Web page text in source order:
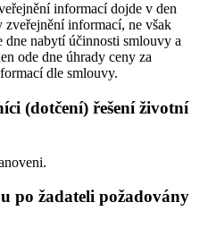
informací dojde v den
zveřejnění informací, ne však
dne nabytí účinnosti smlouvy a
ode dne úhrady ceny za
dle smlouvy.
(dotčení) řešení životní
po žadateli požadovány